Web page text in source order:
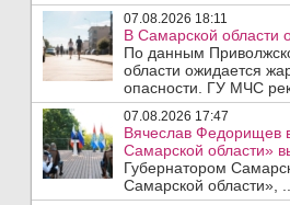
07.08.2026 18:11
В Самарской области
По данным
области ожидается
опасности. ГУ МЧС
07.08.2026 17:47
Вячеслав Федорищев
Самарской области»
Губернатором
Самарской области», ..